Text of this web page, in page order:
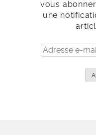
vous
une
Adresse
e-